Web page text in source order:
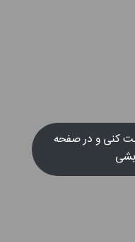
کنی و در صفحه